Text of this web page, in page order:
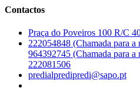
Contactos
Praça do Poveiros 100 R/C
222054848 (Chamada para
964392745 (Chamada para a
222081506
predialpredipredi@sapo.pt